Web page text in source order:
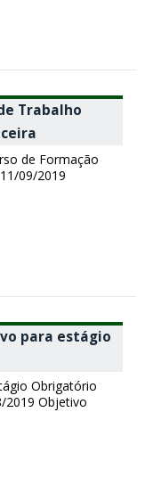
Trabalho
de Formação
09/2019
para estágio
Obrigatório
2019 Objetivo